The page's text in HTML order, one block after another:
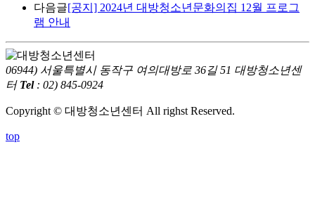
다음글[공지] 2024년 대방청소년문화의집 12월 프로그
램 안내
06944) 서울특별시 동작구 여의대방로 36길 51 대방청소년센
터 Tel : 02) 845-0924
Copyright © 대방청소년센터 All righst Reserved.
top